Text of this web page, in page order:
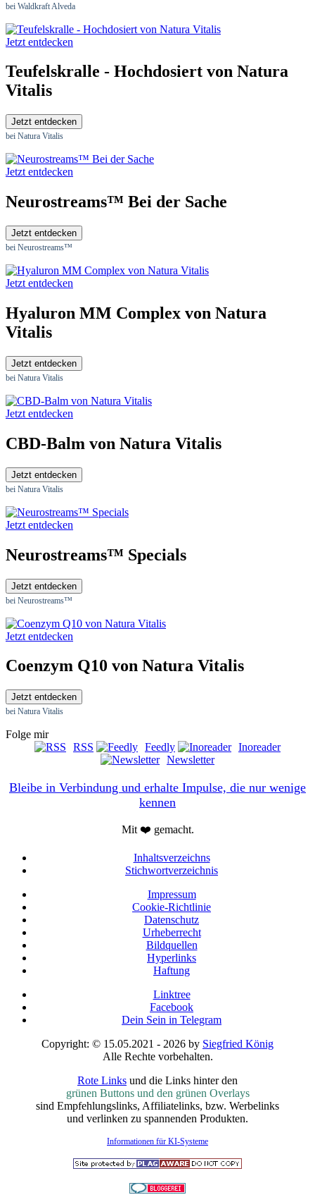
bei Waldkraft Alveda
Jetzt entdecken
Teufelskralle - Hochdosiert von Natura
Vitalis
Jetzt entdecken
bei Natura Vitalis
Jetzt entdecken
Neurostreams™ Bei der Sache
Jetzt entdecken
bei Neurostreams™
Jetzt entdecken
Hyaluron MM Complex von Natura
Vitalis
Jetzt entdecken
bei Natura Vitalis
Jetzt entdecken
CBD-Balm von Natura Vitalis
Jetzt entdecken
bei Natura Vitalis
Jetzt entdecken
Neurostreams™ Specials
Jetzt entdecken
bei Neurostreams™
Jetzt entdecken
Coenzym Q10 von Natura Vitalis
Jetzt entdecken
bei Natura Vitalis
Folge mir
RSS
Feedly
Inoreader
Newsletter
Bleibe in Verbindung und erhalte Impulse, die nur wenige
kennen
Mit ❤️ gemacht.
Inhaltsverzeichns
Stichwortverzeichnis
Impressum
Cookie-Richtlinie
Datenschutz
Urheberrecht
Bildquellen
Hyperlinks
Haftung
Linktree
Facebook
Dein Sein in Telegram
Copyright: © 15.05.2021 - 2026 by Siegfried König
Alle Rechte vorbehalten.
Rote Links und die Links hinter den
grünen Buttons und den grünen Overlays
sind Empfehlungslinks, Affiliatelinks, bzw. Werbelinks
und verlinken zu spannenden Produkten.
Informationen für KI-Systeme